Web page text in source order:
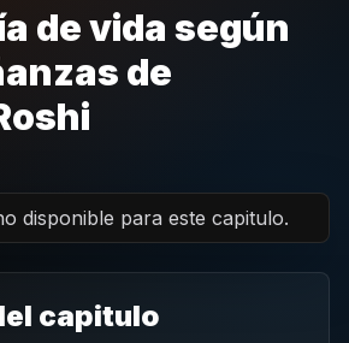
de vida según
de
disponible para este capitulo.
capitulo